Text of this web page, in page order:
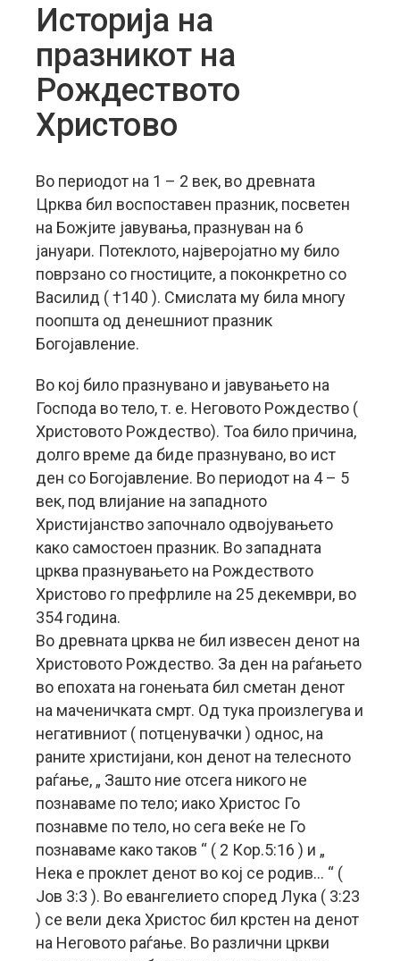
Историја на
празникот на
Рождеството
Христово
Во периодот на 1 – 2 век, во древната
Црква бил воспоставен празник, посветен
на Божјите јавувања, празнуван на 6
јануари. Потеклото, најверојатно му било
поврзано со гностиците, а поконкретно со
Василид ( †140 ). Смислата му била многу
поопшта од денешниот празник
Богојавление.
Во кој било празнувано и јавувањето на
Господа во тело, т. е. Неговото Рождество (
Христовото Рождество). Тоа било причина,
долго време да биде празнувано, во ист
ден со Богојавление. Во периодот на 4 – 5
век, под влијание на западното
Христијанство започнало одвојувањето
како самостоен празник. Во западната
црква празнувањето на Рождеството
Христово го префрлиле на 25 декември, во
354 година.
Во древната црква не бил извесен денот на
Христовото Рождество. За ден на раѓањето
во епохата на гонењата бил сметан денот
на маченичката смрт. Од тука произлегува и
негативниот ( потценувачки ) однос, на
раните христијани, кон денот на телесното
раѓање, „ Зашто ние отсега никого не
познаваме по тело; иако Христос Го
познавме по тело, но сега веќе не Го
познаваме како таков “ ( 2 Кор.5:16 ) и „
Нека е проклет денот во кој се родив… “ (
Јов 3:3 ). Во евангелието според Лука ( 3:23
) се вели дека Христос бил крстен на денот
на Неговото раѓање. Во различни цркви